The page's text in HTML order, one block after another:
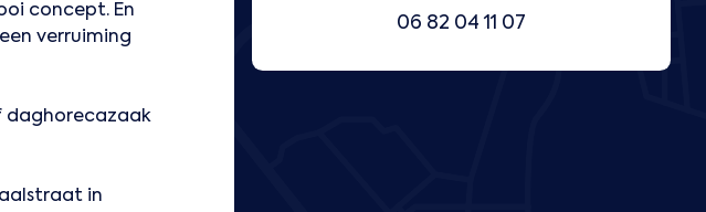
concept. En
verruiming
daghorecazaak
in
06 82 04 11 07